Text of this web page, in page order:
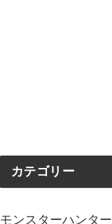
カテゴリー
モンスターハンター